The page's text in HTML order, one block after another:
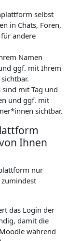
selbst
in Chats, Foren,
andere
Namen
ggf. mit Ihrem
mit Tag und
und ggf. mit
sichtbar.
Ihnen
nur
das Login der
damit die
während